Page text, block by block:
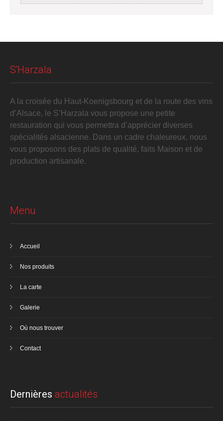
S'Harzala
A la croisée du Haut-Koenigsbourg et de la route des vins
d’Alsace, le S’Harzala vous propose une petite
restauration qui vous permettra d’apprécier diverses
spécialités alsacienne. Dans un cadre chaleureux, nous
vous proposons des plats de qualité, faits Maison et de
production artisanale.
Menu
Accueil
Nos produits
La carte
Galerie
Où nous trouver
Contact
Dernières actualités